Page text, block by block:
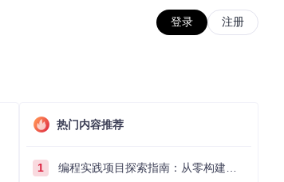
登录 注册
热门内容推荐
1 编程实践项目探索指南：从零构建技术能力体系